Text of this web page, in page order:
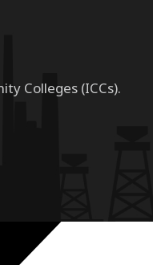
Colleges (ICCs).